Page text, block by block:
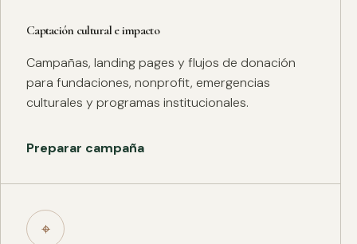
Captación cultural e impacto
Campañas, landing pages y flujos de donación
para fundaciones, nonprofit, emergencias
culturales y programas institucionales.
Preparar campaña
⌖